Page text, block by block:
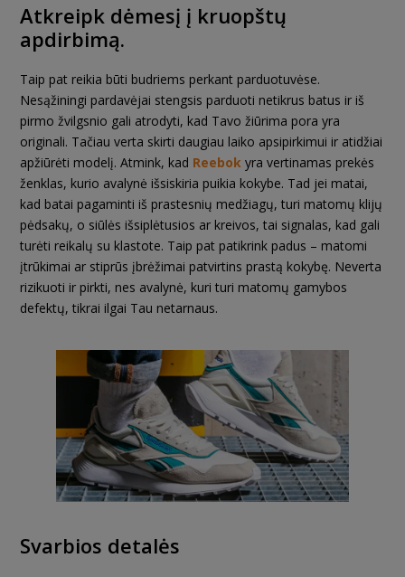
Atkreipk dėmesį į kruopštų
apdirbimą.
Taip pat reikia būti budriems perkant parduotuvėse.
Nesąžiningi pardavėjai stengsis parduoti netikrus batus ir iš
pirmo žvilgsnio gali atrodyti, kad Tavo žiūrima pora yra
originali. Tačiau verta skirti daugiau laiko apsipirkimui ir atidžiai
apžiūrėti modelį. Atmink, kad Reebok yra vertinamas prekės
ženklas, kurio avalynė išsiskiria puikia kokybe. Tad jei matai,
kad batai pagaminti iš prastesnių medžiagų, turi matomų klijų
pėdsakų, o siūlės išsiplėtusios ar kreivos, tai signalas, kad gali
turėti reikalų su klastote. Taip pat patikrink padus – matomi
įtrūkimai ar stiprūs įbrėžimai patvirtins prastą kokybę. Neverta
rizikuoti ir pirkti, nes avalynė, kuri turi matomų gamybos
defektų, tikrai ilgai Tau netarnaus.
Svarbios detalės